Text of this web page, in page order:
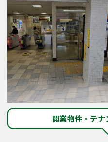
開業物件・テ